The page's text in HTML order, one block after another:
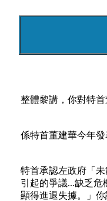
整體黎講，你對特
係特首董建華今年
特首承認左政府「
引起的爭議...缺乏
顯得進退失據。」